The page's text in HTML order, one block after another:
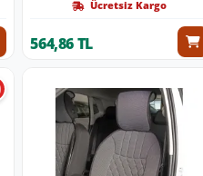
Ücretsiz Kargo
564,86 TL